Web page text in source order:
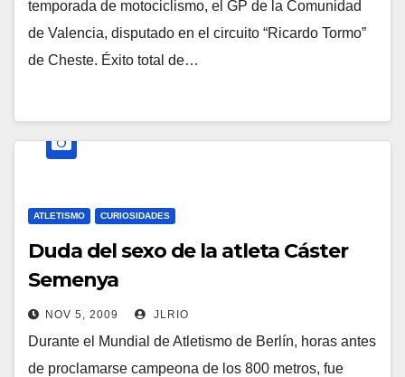
temporada de motociclismo, el GP de la Comunidad
de Valencia, disputado en el circuito “Ricardo Tormo”
de Cheste. Éxito total de…
ATLETISMO CURIOSIDADES
Duda del sexo de la atleta Cáster
Semenya
NOV 5, 2009 JLRIO
Durante el Mundial de Atletismo de Berlín, horas antes
de proclamarse campeona de los 800 metros, fue